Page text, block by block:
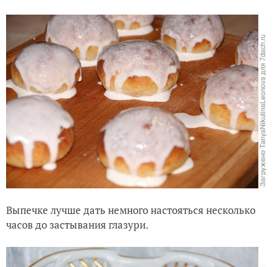
Выпечке лучше дать немного настояться несколько
часов до застывания глазури.